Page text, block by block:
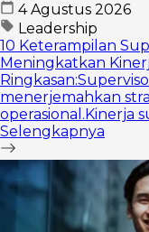
4 Agustus 2026
Leadership
10 Keterampilan
Meningkatkan
menerjemahkan
operasional.Kinerja
Selengkapnya